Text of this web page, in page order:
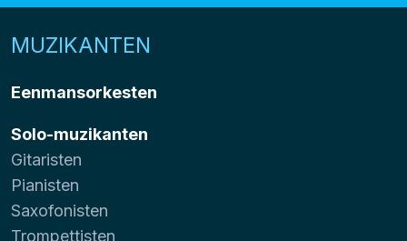
MUZIKANTEN
Eenmansorkesten
Solo-muzikanten
Gitaristen
Pianisten
Saxofonisten
Trompettisten